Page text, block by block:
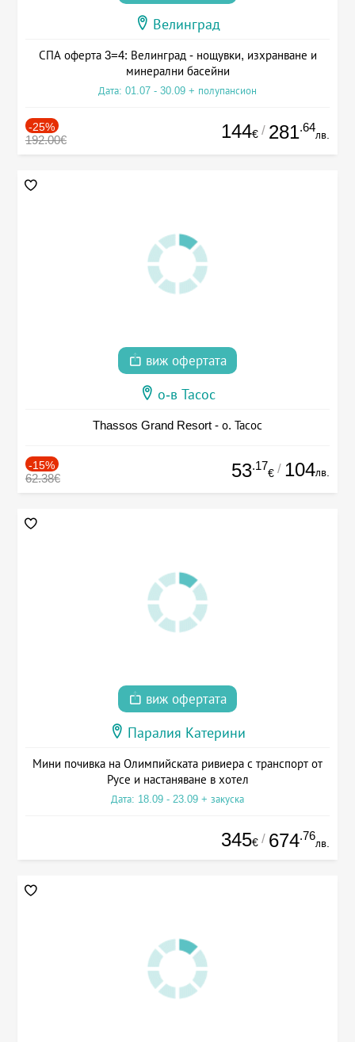
Велинград
СПА оферта 3=4: Велинград - нощувки, изхранване и
минерални басейни
Дата: 01.07 - 30.09 + полупансион
-25%
192.00€ 144€ / 281.64
лв.
виж офертата
о-в Тасос
Thassos Grand Resort - о. Тасос
-15%
62.38€ 53.17
€ / 104лв.
виж офертата
Паралия Катерини
Мини почивка на Олимпийската ривиера с транспорт от
Русе и настаняване в хотел
Дата: 18.09 - 23.09 + закуска
345€ / 674.76
лв.